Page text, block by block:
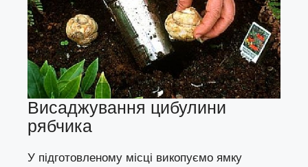
Висаджування цибулини
рябчика
У підготовленому місці викопуємо ямку